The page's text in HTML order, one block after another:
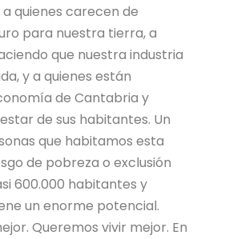
quienes carecen de
para nuestra tierra, a
que nuestra industria
y a quienes están
de Cantabria y
de sus habitantes. Un
que habitamos esta
de pobreza o exclusión
600.000 habitantes y
un enorme potencial.
Queremos vivir mejor. En